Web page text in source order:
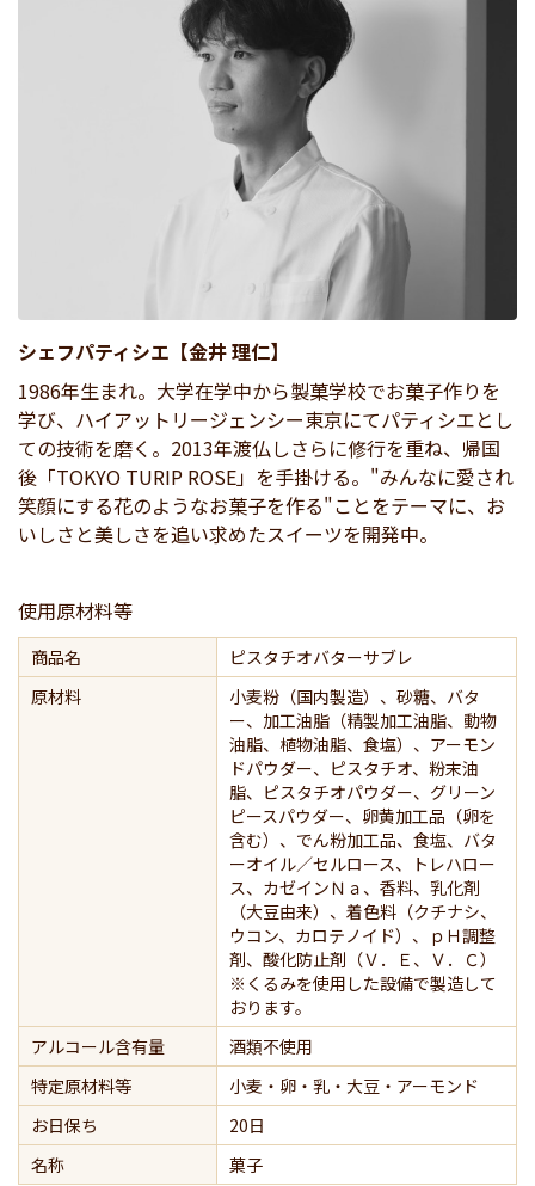
シェフパティシエ【金井 理仁】
1986年生まれ。大学在学中から製菓学校でお菓子作りを
学び、ハイアットリージェンシー東京にてパティシエとし
ての技術を磨く。2013年渡仏しさらに修行を重ね、帰国
後「TOKYO TURIP ROSE」を手掛ける。"みんなに愛され
笑顔にする花のようなお菓子を作る"ことをテーマに、お
いしさと美しさを追い求めたスイーツを開発中。
使用原材料等
商品名
ピスタチオバターサブレ
原材料
小麦粉（国内製造）、砂糖、バタ
ー、加工油脂（精製加工油脂、動物
油脂、植物油脂、食塩）、アーモン
ドパウダー、ピスタチオ、粉末油
脂、ピスタチオパウダー、グリーン
ピースパウダー、卵黄加工品（卵を
含む）、でん粉加工品、食塩、バタ
ーオイル／セルロース、トレハロー
ス、カゼインＮａ、香料、乳化剤
（大豆由来）、着色料（クチナシ、
ウコン、カロテノイド）、ｐＨ調整
剤、酸化防止剤（Ｖ．Ｅ、Ｖ．Ｃ）
※くるみを使用した設備で製造して
おります。
アルコール含有量
酒類不使用
特定原材料等
小麦・卵・乳・大豆・アーモンド
お日保ち
20日
名称
菓子